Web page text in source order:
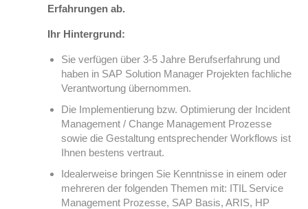
Erfahrungen ab.
Ihr Hintergrund:
Sie verfügen über 3-5 Jahre Berufserfahrung und
haben in SAP Solution Manager Projekten fachliche
Verantwortung übernommen.
Die Implementierung bzw. Optimierung der Incident
Management / Change Management Prozesse
sowie die Gestaltung entsprechender Workflows ist
Ihnen bestens vertraut.
Idealerweise bringen Sie Kenntnisse in einem oder
mehreren der folgenden Themen mit: ITIL Service
Management Prozesse, SAP Basis, ARIS, HP